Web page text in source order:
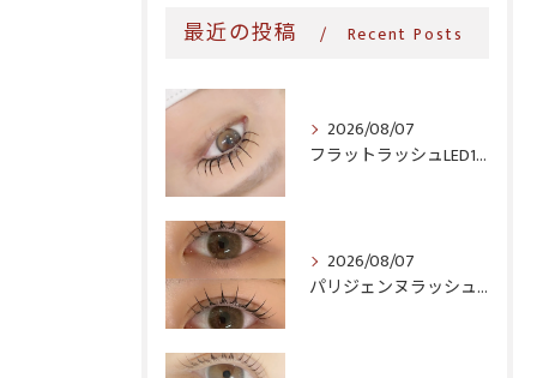
最近の投稿 Recent Posts
2026/08/07
フラットラッシュLED100本＆ヘルシー‎🤍
2026/08/07
パリジェンヌラッシュリフト♪